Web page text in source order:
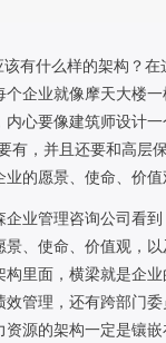
该有什么样的架构？
个企业就像摩天大楼
内心要像建筑师设计
有，并且还要和高层
业的愿景、使命、价
企业管理咨询公司看
景、使命、价值观，
构里面，横梁就是企
效管理，还有跨部门
资源的架构一定是镶